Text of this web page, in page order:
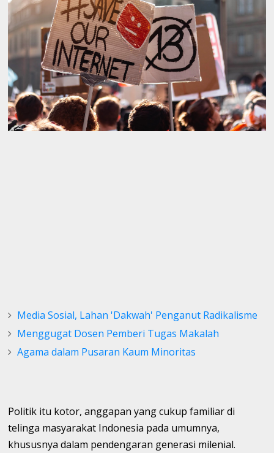
Media Sosial, Lahan 'Dakwah' Penganut Radikalisme
Menggugat Dosen Pemberi Tugas Makalah
Agama dalam Pusaran Kaum Minoritas
Politik itu kotor, anggapan yang cukup familiar di
telinga masyarakat Indonesia pada umumnya,
khususnya dalam pendengaran generasi milenial.